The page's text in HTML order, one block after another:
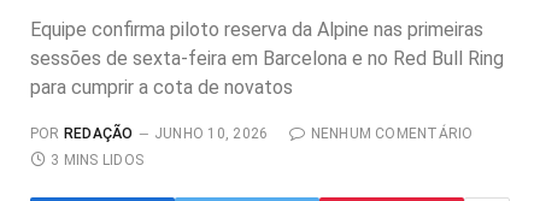
Equipe confirma piloto reserva da Alpine nas primeiras
sessões de sexta-feira em Barcelona e no Red Bull Ring
para cumprir a cota de novatos
POR REDAÇÃO JUNHO 10, 2026
NENHUM COMENTÁRIO
3 MINS LIDOS